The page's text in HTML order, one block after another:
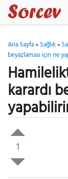
Ana Sayfa»Sağlık»
beyazlaması için ne
karardı
1